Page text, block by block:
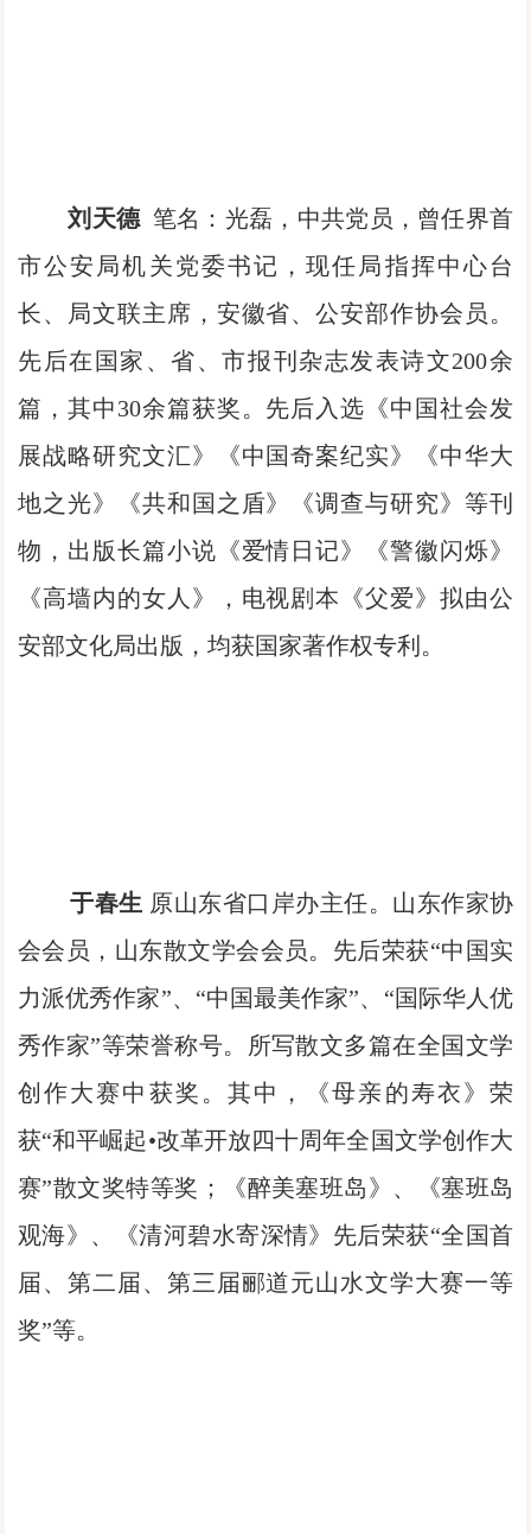
刘天德 笔名：光磊，中共党员，曾任界首
市公安局机关党委书记，现任局指挥中心台
长、局文联主席，安徽省、公安部作协会员。
先后在国家、省、市报刊杂志发表诗文200余
篇，其中30余篇获奖。先后入选《中国社会发
展战略研究文汇》《中国奇案纪实》《中华大
地之光》《共和国之盾》《调查与研究》等刊
物，出版长篇小说《爱情日记》《警徽闪烁》
《高墙内的女人》，电视剧本《父爱》拟由公
安部文化局出版，均获国家著作权专利。
于春生 原山东省口岸办主任。山东作家协
会会员，山东散文学会会员。先后荣获“中国实
力派优秀作家”、“中国最美作家”、“国际华人优
秀作家”等荣誉称号。所写散文多篇在全国文学
创作大赛中获奖。其中，《母亲的寿衣》荣
获“和平崛起•改革开放四十周年全国文学创作大
赛”散文奖特等奖；《醉美塞班岛》、《塞班岛
观海》、《清河碧水寄深情》先后荣获“全国首
届、第二届、第三届郦道元山水文学大赛一等
奖”等。